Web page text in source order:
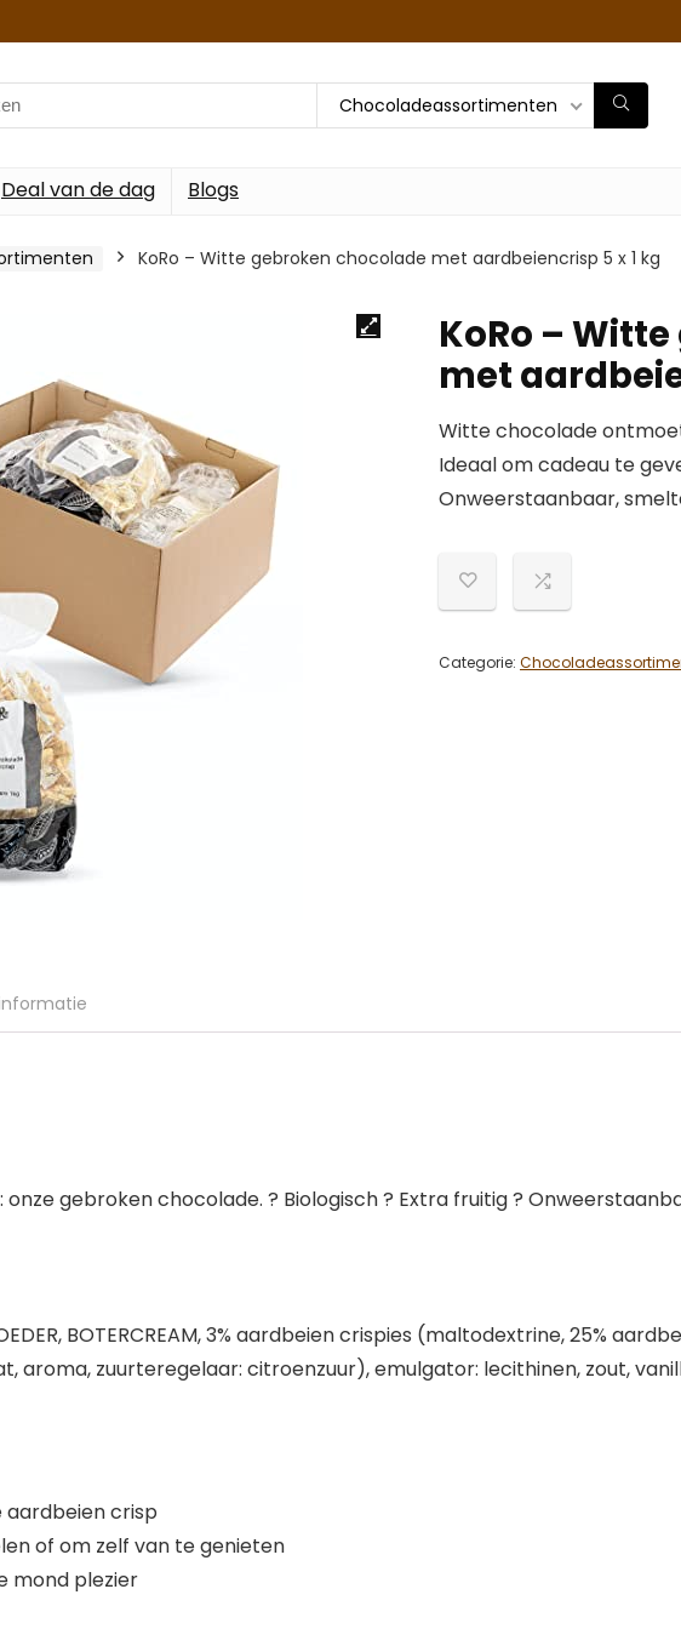
Chocoladeassortimenten
Deal van de dag Blogs
KoRo – Witte gebroken chocolade met aardbeiencrisp 5 x 1 kg
KoRo –
met
Witte chocolade
Ideaal om cadeau te
Onweerstaanbaar,
Categorie:
gebroken chocolade. ? Biologisch ? Extra fruitig ?
BOTERCREAM, 3% aardbeien crispies (maltodextrine, 25%
aroma, zuurteregelaar: citroenzuur), emulgator: lecithinen, zout,
crisp
of om zelf van te genieten
mond plezier